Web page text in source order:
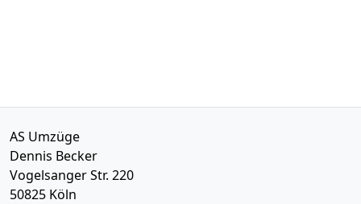
AS Umzüge
Dennis Becker
Vogelsanger Str. 220
50825 Köln